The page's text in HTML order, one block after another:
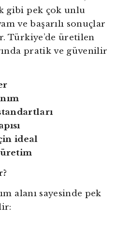
gibi pek çok unlu
ve başarılı sonuçlar
Türkiye’de üretilen
pratik ve güvenilir
ideal
alanı sayesinde pek